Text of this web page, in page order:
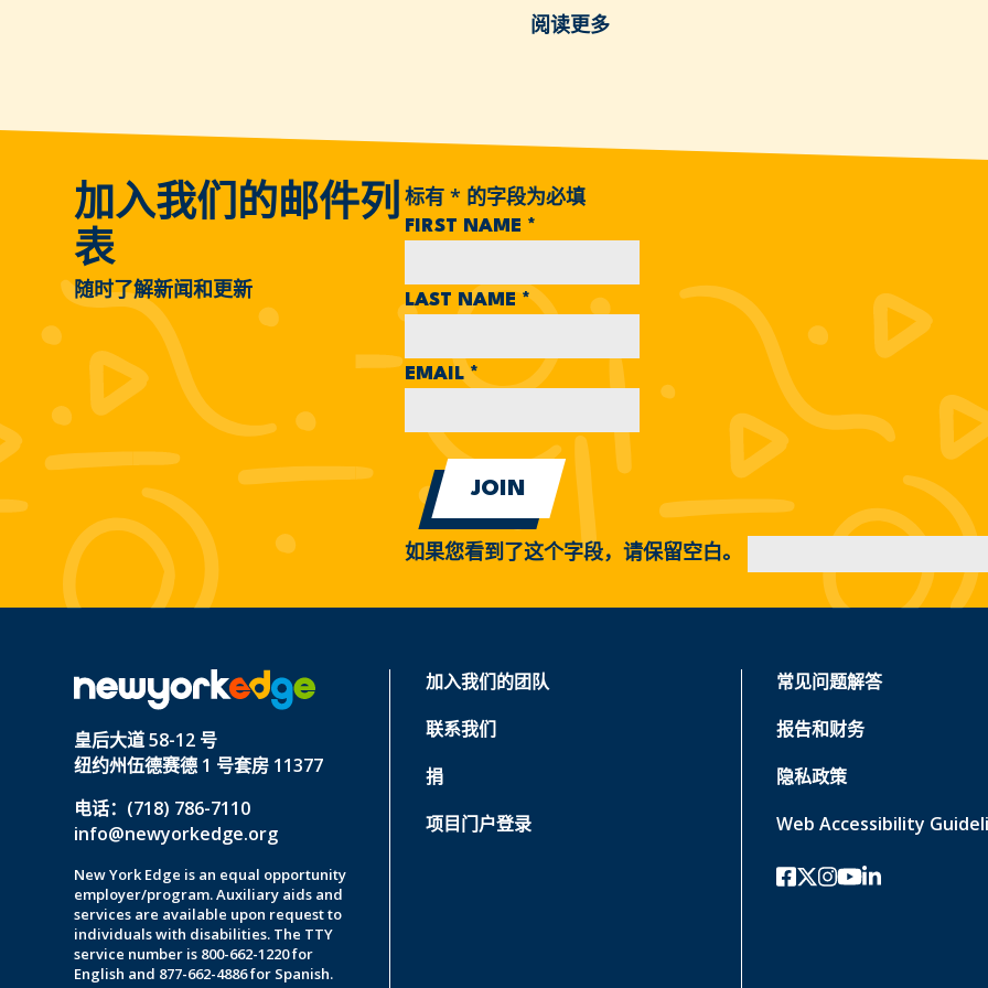
阅读更多
加入我们的邮件列
表
随时了解新闻和更新
标有* 的字段为必填
FIRST NAME *
LAST NAME*
EMAIL*
如果您看到了这个字段，请保留空白。
皇后大道 58-12 号
纽约州伍德赛德 1 号套房 11377
电话：(718) 786-7110
info@newyorkedge.org
New York Edge is an equal opportunity
employer/program. Auxiliary aids and
services are available upon request to
individuals with disabilities. The TTY
service number is 800-662-1220 for
English and 877-662-4886 for Spanish.
加入我们的团队
联系我们
捐
项目门户登录
常见问题解答
报告和财务
隐私政策
Web Accessibility
Facebook
twitter-x
Instagram的
YouTube
领英